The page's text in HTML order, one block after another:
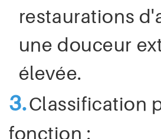
restaurations
une douceur
élevée.
3.Classification
fonction :